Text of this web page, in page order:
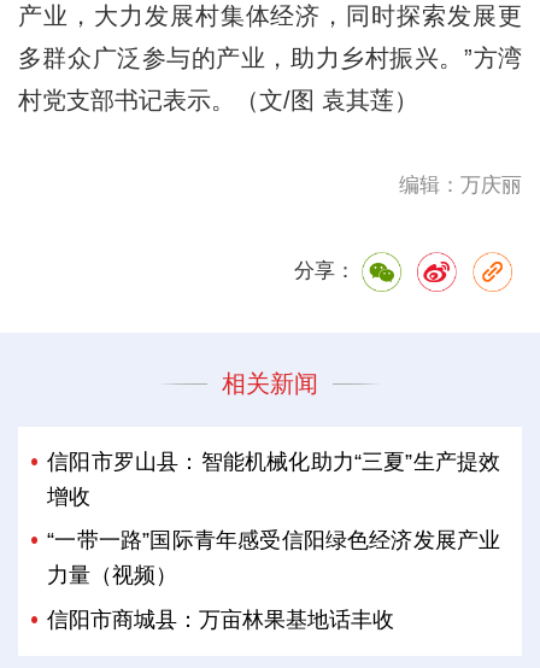
产业，大力发展村集体经济，同时探索发展更
多群众广泛参与的产业，助力乡村振兴。”方湾
村党支部书记表示。（文/图 袁其莲）
编辑：万庆丽
分享：
相关新闻
信阳市罗山县：智能机械化助力“三夏”生产提效
增收
“一带一路”国际青年感受信阳绿色经济发展产业
力量（视频）
信阳市商城县：万亩林果基地话丰收